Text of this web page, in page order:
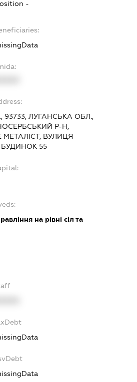
-
93733, ЛУГАНСЬКА ОБЛ.,
Р-Н,
ВУЛИЦЯ
БУДИНОК 55
на рівні сіл та